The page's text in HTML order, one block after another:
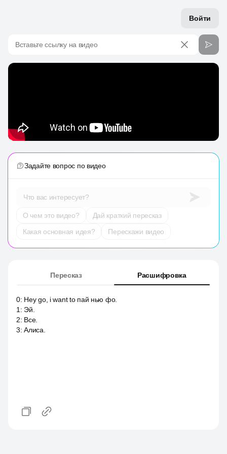
Войти
Вставьте ссылку на видео
Задайте вопрос по видео
Что вас интересует?
О чем это видео?
Дай краткий пересказ
Какая основная идея?
Перескажи видео
Пересказ Расшифровка
0: Hey go, i want to пай нью фо.
1 : Эй.
2: Все.
3:Алиса.